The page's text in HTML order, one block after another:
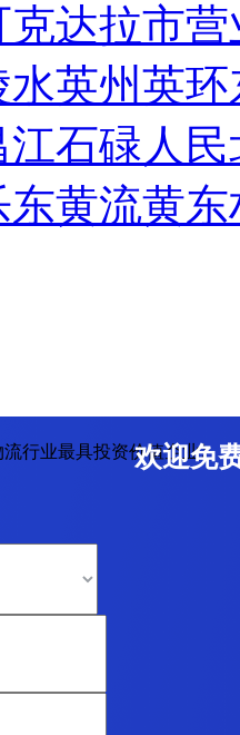
克达拉市营
水英州英
江石碌人
东黄流黄
行业最具投资价值企业》
欢迎免